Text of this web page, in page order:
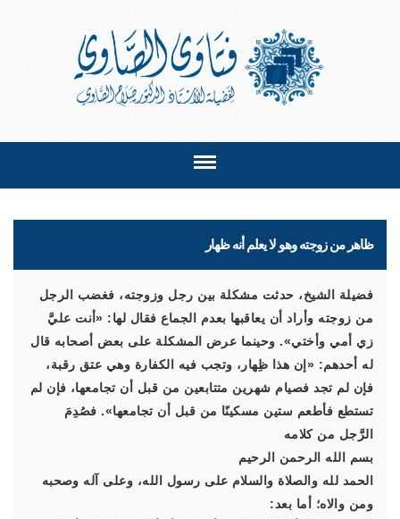
ظاهر من زوجته وهو لا يعلم أنه ظهار
فضيلة الشيخ، حدثت مشكلة بين رجل وزوجته، فغضب الرجل
من زوجته وأراد أن يعاقبها بعدم الجماع فقال لها: «أنت عليَّ
زي أمي وأختي». وحينما عرض المشكلة على بعض أصحابه قال
له أحدهم: «إن هذا ظِهار، وتجب فيه الكفارة وهي عتق رقبة،
فإن لم تجد فصيام شهرين متتابعين من قبل أن تجامعها، فإن لم
تستطع فأطعم ستين مسكينًا من قبل أن تجامعها». فصُدِمَ
الرَّجل من كلامه
بسم الله الرحمن الرحيم
الحمد لله والصلاة والسلام على رسول الله، وعلى آله وصحبه
ومن والاه؛ أما بعد: